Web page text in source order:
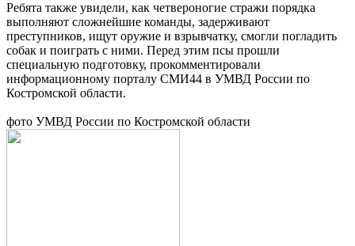
Ребята также увидели, как четвероногие стражи порядка
выполняют сложнейшие команды, задерживают
преступников, ищут оружие и взрывчатку, смогли погладить
собак и поиграть с ними. Перед этим псы прошли
специальную подготовку, прокомментировали
информационному порталу СМИ44 в УМВД России по
Костромской области.
фото УМВД России по Костромской области